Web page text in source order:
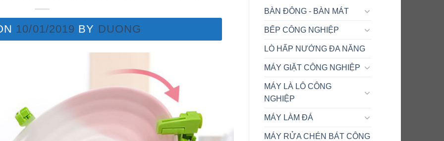
10/01/2019 BY DUONG
BÀN ĐÔNG - BÀN MÁT
BẾP CÔNG NGHIỆP
LÒ HẤP NƯỚNG ĐA NĂNG
MÁY GIẶT CÔNG NGHIỆP
MÁY LÀ LÔ CÔNG
NGHIỆP
MÁY LÀM ĐÁ
MÁY RỬA CHÉN BÁT CÔNG